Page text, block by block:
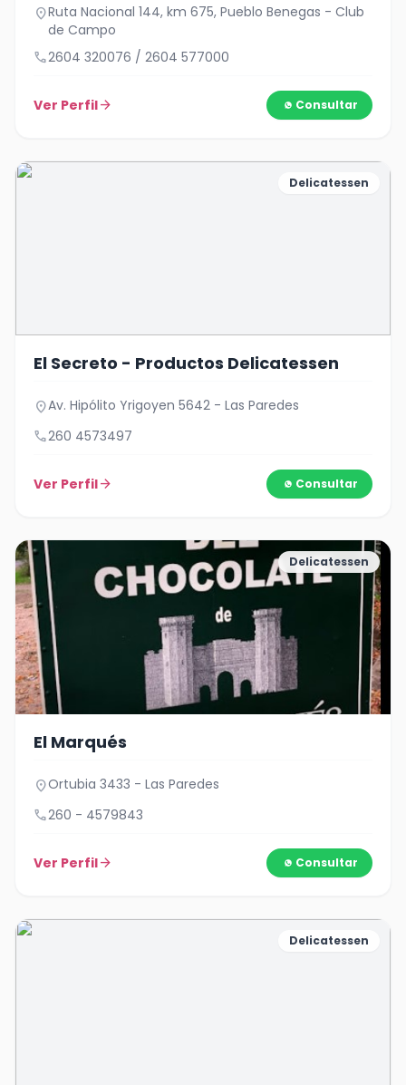
location_onRuta Nacional 144, km 675, Pueblo Benegas - Club
de Campo
call2604 320076 / 2604 577000
Ver Perfilarrow_forward Consultar
Delicatessen
El Secreto - Productos Delicatessen
location_onAv. Hipólito Yrigoyen 5642 - Las Paredes
call260 4573497
Ver Perfilarrow_forward Consultar
Delicatessen
El Marqués
location_onOrtubia 3433 - Las Paredes
call260 - 4579843
Ver Perfilarrow_forward Consultar
Delicatessen